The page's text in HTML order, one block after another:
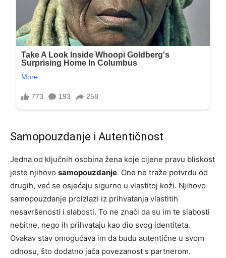
Samopouzdanje i Autentičnost
Jedna od ključnih osobina žena koje cijene pravu bliskost
jeste njihovo samopouzdanje. One ne traže potvrdu od
drugih, već se osjećaju sigurno u vlastitoj koži. Njihovo
samopouzdanje proizlazi iz prihvatanja vlastitih
nesavršenosti i slabosti. To ne znači da su im te slabosti
nebitne, nego ih prihvataju kao dio svog identiteta.
Ovakav stav omogućava im da budu autentične u svom
odnosu, što dodatno jača povezanost s partnerom.